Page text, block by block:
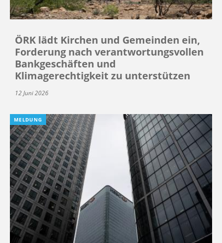
ÖRK lädt Kirchen und Gemeinden ein,
Forderung nach verantwortungsvollen
Bankgeschäften und
Klimagerechtigkeit zu unterstützen
12 Juni 2026
MELDUNG